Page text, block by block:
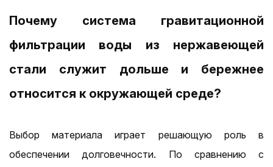
Почему система гравитационной
фильтрации воды из нержавеющей
стали служит дольше и бережнее
относится к окружающей среде?
Выбор материала играет решающую роль в
обеспечении долговечности. По сравнению с